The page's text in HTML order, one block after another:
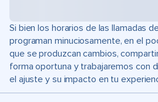
Si bien los horarios de las llamadas
programan minuciosamente, en el
que se produzcan cambios,
forma oportuna y trabajaremos con
el ajuste y su impacto en tu